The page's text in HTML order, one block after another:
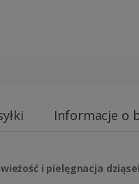
Informacje o
i pielęgnacja